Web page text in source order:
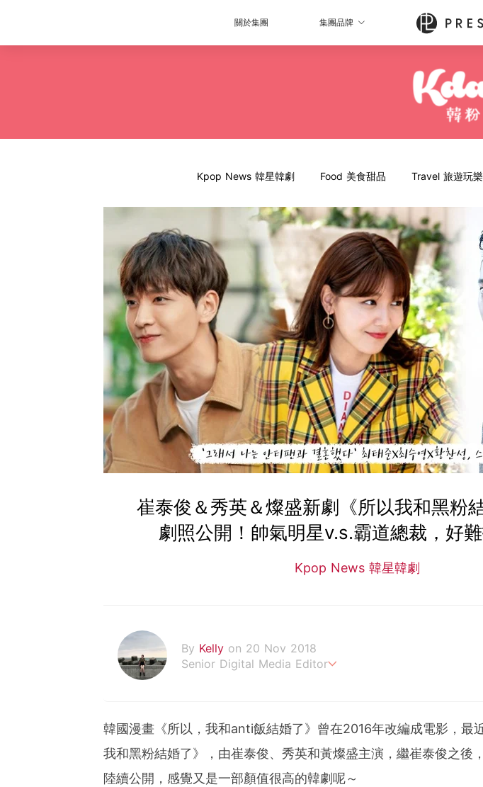
關於集團 集團品牌
Kpop News 韓星韓劇 Food 美食甜品 Travel 旅遊玩樂
崔泰俊＆秀英＆燦盛新劇《所以我和黑粉
劇照公開！帥氣明星v.s.霸道總裁，好
Kpop News 韓星韓劇
By Kelly on 20 Nov 2018
Senior Digital Media Editor
韓國漫畫《所以，我和anti飯結婚了》曾在2016年改編成電影，最
我和黑粉結婚了》，由崔泰俊、秀英和黃燦盛主演，繼崔泰俊之後
陸續公開，感覺又是一部顏值很高的韓劇呢～